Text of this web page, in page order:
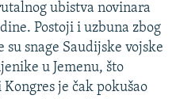
ubistva novinara
Postoji i uzbuna zbog
snage Saudijske vojske
u Jemenu, što
je čak pokušao